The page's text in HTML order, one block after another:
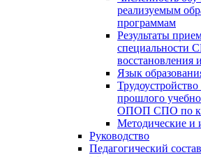
реализуемым
программам
Результаты
специальности
восстановления
Язык
прошлого
ОПОП СПО по
Методические и
Руководство
Педагогический состав